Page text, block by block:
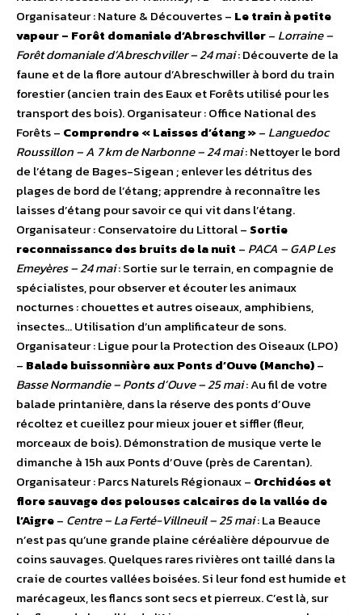
Organisateur : Nature & Découvertes – Le train à petite
vapeur – Forêt domaniale d’Abreschviller– Lorraine –
Forêt domaniale d’Abreschviller – 24 mai: Découverte de la
faune et de la flore autour d’Abreschwiller à bord du train
forestier (ancien train des Eaux et Forêts utilisé pour les
transport des bois). Organisateur : Office National des
Forêts – Comprendre « Laisses d’étang »– Languedoc
Roussillon – A 7 km de Narbonne – 24 mai: Nettoyer le bord
de l’étang de Bages-Sigean ; enlever les détritus des
plages de bord de l’étang; apprendre à reconnaître les
laisses d’étang pour savoir ce qui vit dans l’étang.
Organisateur : Conservatoire du Littoral – Sortie
reconnaissance des bruits de la nuit – PACA – GAP Les
Emeyères – 24 mai: Sortie sur le terrain, en compagnie de
spécialistes, pour observer et écouter les animaux
nocturnes : chouettes et autres oiseaux, amphibiens,
insectes… Utilisation d’un amplificateur de sons.
Organisateur : Ligue pour la Protection des Oiseaux (LPO)
– Balade buissonnière aux Ponts d’Ouve (Manche)–
Basse Normandie – Ponts d’Ouve – 25 mai: Au fil de votre
balade printanière, dans la réserve des ponts d’Ouve
récoltez et cueillez pour mieux jouer et siffler (fleur,
morceaux de bois). Démonstration de musique verte le
dimanche à 15h aux Ponts d’Ouve (près de Carentan).
Organisateur : Parcs Naturels Régionaux – Orchidées et
flore sauvage des pelouses calcaires de la vallée de
l’Aigre– Centre – La Ferté-Villneuil – 25 mai: La Beauce
n’est pas qu’une grande plaine céréalière dépourvue de
coins sauvages. Quelques rares rivières ont taillé dans la
craie de courtes vallées boisées. Si leur fond est humide et
marécageux, les flancs sont secs et pierreux. C’est là, sur